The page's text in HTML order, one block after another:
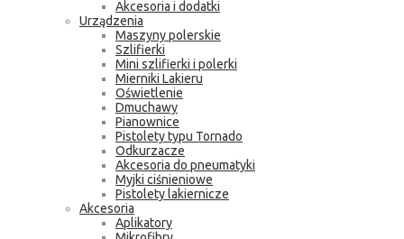
Akcesoria i dodatki
Urządzenia
Maszyny polerskie
Szlifierki
Mini szlifierki i polerki
Mierniki Lakieru
Oświetlenie
Dmuchawy
Pianownice
Pistolety typu Tornado
Odkurzacze
Akcesoria do pneumatyki
Myjki ciśnieniowe
Pistolety lakiernicze
Akcesoria
Aplikatory